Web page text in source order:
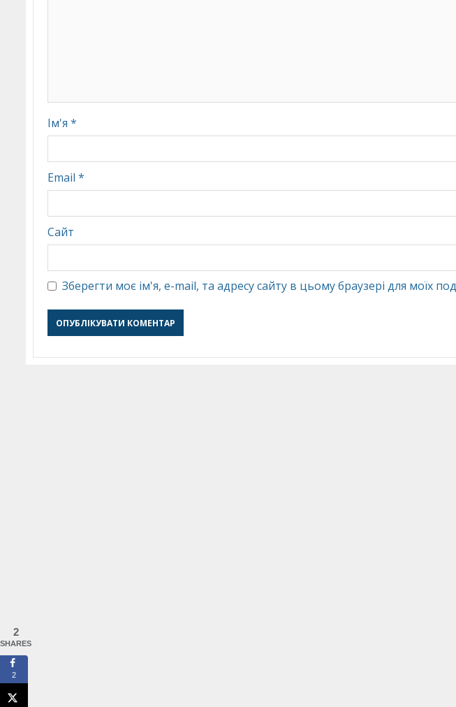
Ім'я *
Email *
Сайт
Зберегти моє ім'я, e-mail, та адресу сайту в цьому браузері для моїх
2
SHARES
2